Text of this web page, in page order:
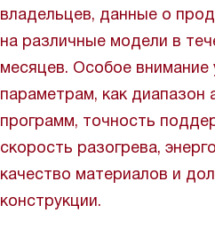
владельцев, данные о
на различные модели в
месяцев. Особое внимание
параметрам, как диапазон
программ, точность
скорость разогрева,
качество материалов и
конструкции.